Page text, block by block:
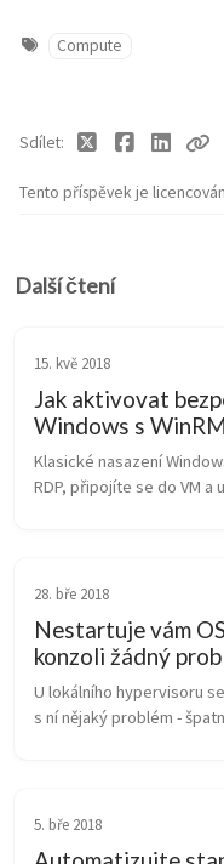
Compute
Tento příspěvek je
Sdílet
Další čtení
15. kvě 2018
Jak aktivovat
Windows s
Klasické nasazení
RDP, připojíte se do VM
28. bře 2018
Nestartuje vám
konzoli žádný
U lokálního hypervisoru
s ní nějaký problém -
5. bře 2018